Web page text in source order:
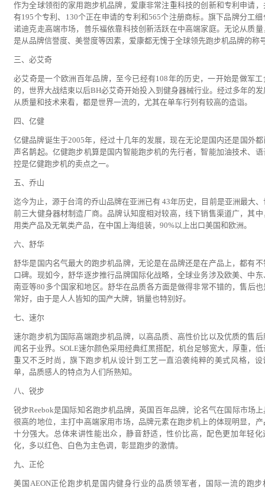
作为全球领衔的家用跑步机品牌，爱康非常注重科技的创新和专利申请，
有195个专利、130个正在申请的专利和565个注册商标。旗下品牌分工细
诺迪克走高端市场，普乐福依靠科技创新活跃在中高端家庭。无论从质量
是从品牌信誉度、美誉度等因素，爱康都无愧于全球领先跑步机品牌的称
三、必艾奇
必艾奇是一个欧洲百年品牌，至今已经有108年的历史，一开始是做军工
的，世界大战结束以后BH必艾奇开始投入到健身器械行业。经过多年的发
从质量和技术来看，都是世界一流的，尤其在单车行列有较高的造诣。
四、亿健
亿健品牌诞生于2005年，经过十几年的发展，现在无论是国内还是国外都
声名鹊起。亿健跑步机算是国内智能跑步机的先行者，智能加油技术、语
控是亿健跑步机的卖点之一。
五、乔山
迄今为止，源于台湾的乔山品牌在亚洲已有 43年历史，目前是亚洲最大、
前三大健身器材制造厂商。品牌认知度相对较高，线下销售渠道广，其中
用类产品及无氧类产品，在中国上海组装，90%以上出口美国和欧洲。
六、舒华
舒华是国内名气最大的跑步机品牌，无论是在品牌还是在产品上，都有不
口碑。现如今，舒华逐步推行品牌国际化战略，全球业务涉及欧美、中东
南亚等80多个国家和地区。舒华在品质各方面是做得非常不错的，售后也
常好，由于是人人皆知的国产大牌，销量也特别好。
七、速尔
速尔跑步机为国际高端跑步机品牌，以高品质、高性价比以及优质的售后
闻名于业界。SOLE速尔颜色采用经典红黑搭配，机台足够宽大，厚重，低
重又不乏时尚，旗下跑步机从设计到工艺一直沿袭纯粹的美式风格，设
单，品质感人的特点为人们所熟知。
八、锐步
锐步Reebok是国际知名跑步机品牌，英国百年品牌，论名气在国际市场上
很高的地位，主打中高端家用市场，品牌元素在跑步机上的体现明显，产
十分强大。总体来讲性能出众，静音舒适，性价比高，配色更加年轻化
化，多以红色、白色为主色调，彰显跑步的激情。
九、正伦
美国AEON正伦跑步机是国内健身行业的品质领军者，国际一流的跑步